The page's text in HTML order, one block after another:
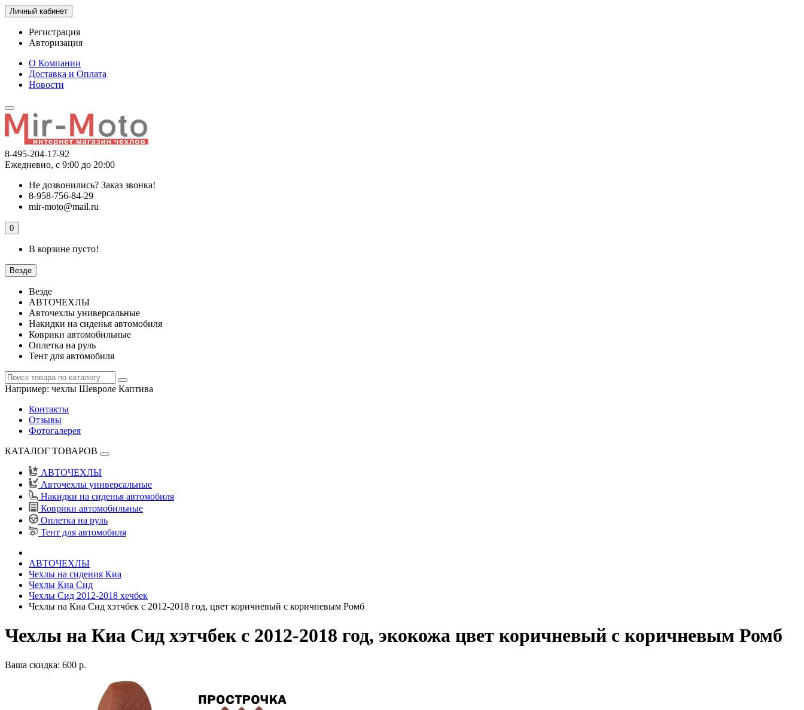
Личный кабинет
Регистрация
Авторизация
О Компании
Доставка и Оплата
Новости
8-495-204-17-92
Ежедневно, с 9:00 до 20:00
Не дозвонились? Заказ звонка!
8-958-756-84-29
mir-moto@mail.ru
0
В корзине пусто!
Везде
Везде
АВТОЧЕХЛЫ
Авточехлы универсальные
Накидки на сиденья автомобиля
Коврики автомобильные
Оплетка на руль
Тент для автомобиля
Например: чехлы Шевроле Каптива
Контакты
Отзывы
Фотогалерея
КАТАЛОГ ТОВАРОВ
АВТОЧЕХЛЫ
Авточехлы универсальные
Накидки на сиденья автомобиля
Коврики автомобильные
Оплетка на руль
Тент для автомобиля
АВТОЧЕХЛЫ
Чехлы на сидения Киа
Чехлы Киа Сид
Чехлы Сид 2012-2018 хечбек
Чехлы на Киа Сид хэтчбек с 2012-2018 год, цвет коричневый с коричневым Ромб
Чехлы на Киа Сид хэтчбек с 2012-2018 год, экокожа цвет коричневый с коричневым Ромб
Ваша скидка: 600 р.